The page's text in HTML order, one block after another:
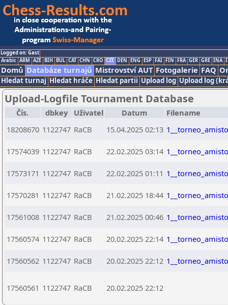
Logged on: Gast
Arabic ARM AZE BIH BUL CAT CHN CRO CZE DEN ENG ESP FAI FIN FRA GER GRE INA
Domů Databáze turnajů Mistrovství AUT Fotogalerie FAQ
Hledat turnaj Hledat hráče Hledat partii Upload log Upload log
Upload-Logfile Tournament Database
Čís. dbkey Uživatel Datum
Filename
18208670 1122747 RaCB 15.04.2025 02:13
17574039 1122747 RaCB 22.02.2025 03:14
17573171 1122747 RaCB 22.02.2025 01:11
17570281 1122747 RaCB 21.02.2025 18:44
17561008 1122747 RaCB 21.02.2025 00:46
17560574 1122747 RaCB 20.02.2025 22:14
17560562 1122747 RaCB 20.02.2025 22:12
17560561 1122747 RaCB 20.02.2025 22:12